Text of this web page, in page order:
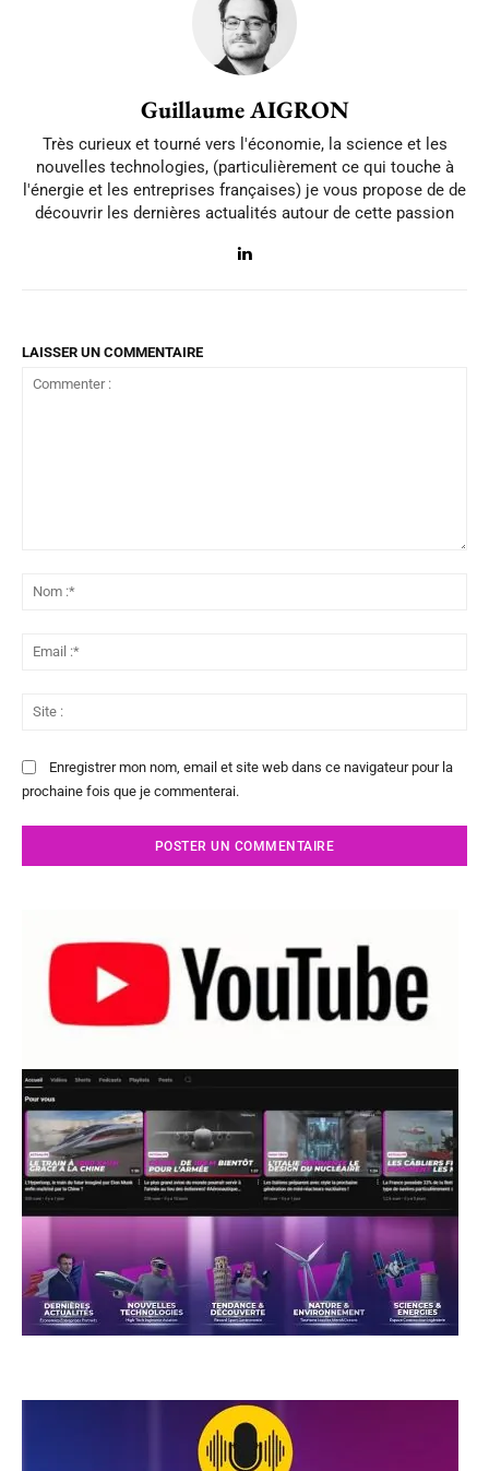
Guillaume AIGRON
Très curieux et tourné vers l'économie, la science et les
nouvelles technologies, (particulièrement ce qui touche à
l'énergie et les entreprises françaises) je vous propose de de
découvrir les dernières actualités autour de cette passion
LAISSER UN COMMENTAIRE
Enregistrer mon nom, email et site web dans ce navigateur pour la
prochaine fois que je commenterai.